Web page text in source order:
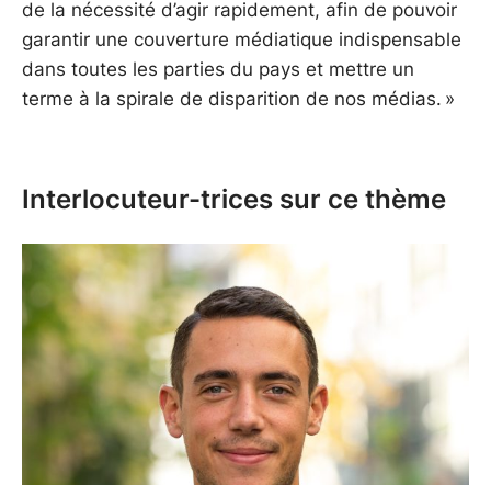
de la nécessité d’agir rapidement, afin de pouvoir
garantir une couverture médiatique indispensable
dans toutes les parties du pays et mettre un
terme à la spirale de disparition de nos médias. »
Interlocuteur-trices sur ce thème